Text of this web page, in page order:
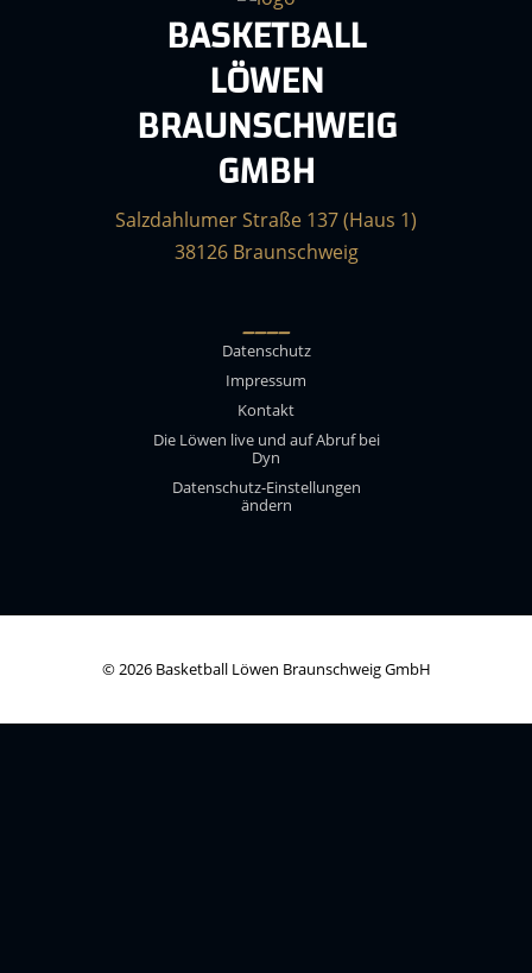
BASKETBALL
LÖWEN
BRAUNSCHWEIG
GMBH
Salzdahlumer Straße 137 (Haus 1)
38126 Braunschweig
____
Datenschutz
Impressum
Kontakt
Die Löwen live und auf Abruf bei
Dyn
Datenschutz-Einstellungen
ändern
© 2026 Basketball Löwen Braunschweig GmbH